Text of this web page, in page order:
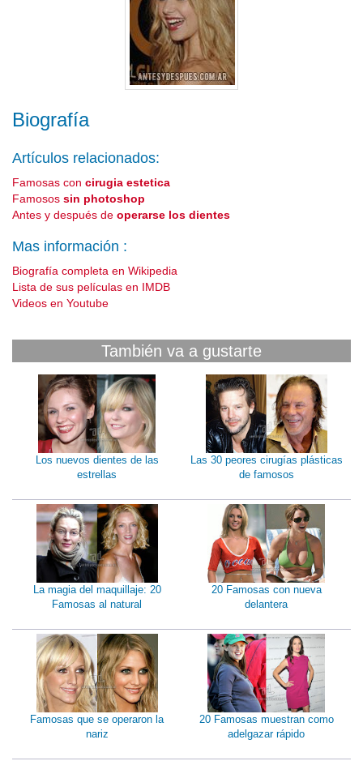
Biografía
Artículos relacionados:
Famosas con cirugia estetica
Famosos sin photoshop
Antes y después de operarse los dientes
Mas información :
Biografía completa en Wikipedia
Lista de sus películas en IMDB
Videos en Youtube
También va a gustarte
Los nuevos dientes de las
estrellas
Las 30 peores cirugías plásticas
de famosos
La magia del maquillaje: 20
Famosas al natural
20 Famosas con nueva
delantera
Famosas que se operaron la
nariz
20 Famosas muestran como
adelgazar rápido